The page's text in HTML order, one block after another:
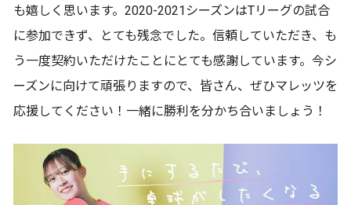
も嬉しく思います。2020-2021シーズンはTリーグの試合
に参加できず、とても残念でした。信頼していただき、も
う一度契約いただけたことにとても感謝しています。今シ
ーズンに向けて頑張りますので、皆さん、ぜひマレッツを
応援してください！一緒に勝利を分かち合いましょう！